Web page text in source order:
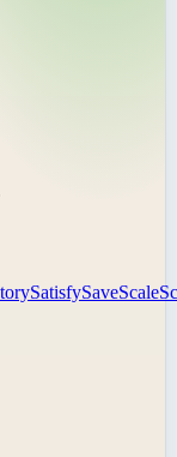
SatisfySaveScale